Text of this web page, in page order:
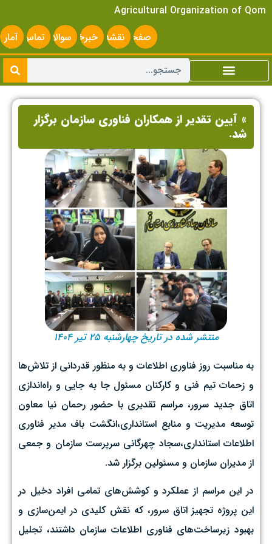
Agricultural Organization of Qom
صفحه
اصلی
نقشه
سایت
خبرخوانسوالات
متداول
تماس
با ما
آمار
» آیین تقدیر از همکاران فناوری سازمان برگزار
شد.
منتشر شده در تاریخ چهارشنبه ۲۵ تیر ۱۴۰۴
به مناسبت روز فناوری اطلاعات و به منظور قدردانی از تلاش‌ها
و زحمات تیم فنی و کارکنان مسئول جا به جایی و راه‌اندازی
اتاق جدید سرور، مراسم تقدیری با حضور رحمان نیا معاون
توسعه مدیریت و منابع استانداری،انگشت باف مدیر فناوری
اطلاعات استانداری،سجاد چهرگانی سرپرست سازمان و جمعی
از مدیران سازمان و مسئولین برگزار شد.
در این مراسم از عملکرد و کوشش‌های تمامی افراد دخیل در
این پروژه تجهیز اتاق سرور، که نقش کلیدی در ایمن‌سازی و
بهبود زیرساخت‌های فناوری اطلاعات سازمان داشتند، تجلیل